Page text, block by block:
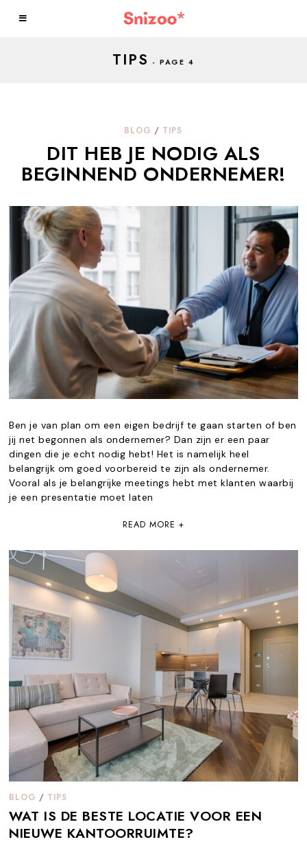
TIPS - PAGE 4
BLOG / TIPS
DIT HEB JE NODIG ALS
BEGINNEND ONDERNEMER!
Ben je van plan om een eigen bedrijf te gaan starten of ben
jij net begonnen als ondernemer? Dan zijn er een paar
dingen die je echt nodig hebt! Het is namelijk heel
belangrijk om goed voorbereid te zijn als ondernemer.
Vooral als je belangrijke meetings hebt met klanten waarbij
je een presentatie moet laten
READ MORE +
BLOG / TIPS
WAT IS DE BESTE LOCATIE VOOR EEN
NIEUWE KANTOORRUIMTE?